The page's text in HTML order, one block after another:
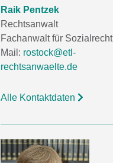
Raik Pentzek
Rechtsanwalt
Fachanwalt für Sozialrecht
Mail: rostock@etl-
rechtsanwaelte.de
Alle Kontaktdaten